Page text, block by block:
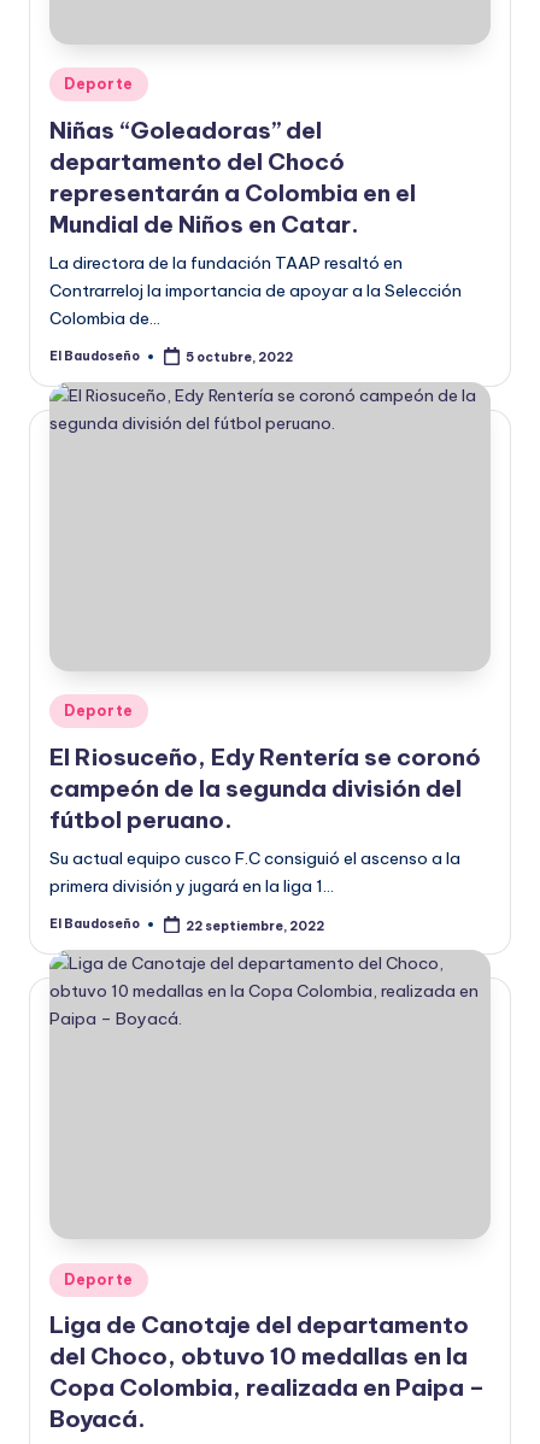
U
D
O
Publicado
en
Deporte
Niñas “Goleadoras” del
departamento del Chocó
representarán a Colombia en el
Mundial de Niños en Catar.
La directora de la fundación TAAP resaltó en
Contrarreloj la importancia de apoyar a la Selección
Colombia de…
Publicado
El Baudoseño 5 octubre, 2022
Publicado
en
Deporte
El Riosuceño, Edy Rentería se coronó
campeón de la segunda división del
fútbol peruano.
Su actual equipo cusco F.C consiguió el ascenso a la
primera división y jugará en la liga 1…
Publicado
El Baudoseño 22 septiembre, 2022
Publicado
en
Deporte
Liga de Canotaje del departamento
del Choco, obtuvo 10 medallas en la
Copa Colombia, realizada en Paipa –
Boyacá.